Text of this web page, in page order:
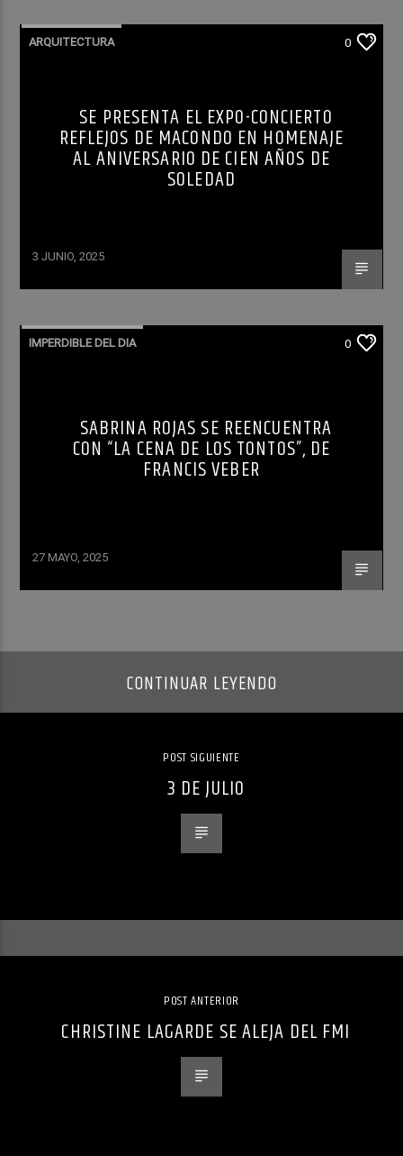
ARQUITECTURA 0
SE PRESENTA EL EXPO-CONCIERTO
REFLEJOS DE MACONDO EN HOMENAJE
AL ANIVERSARIO DE CIEN AÑOS DE
SOLEDAD
3 JUNIO, 2025
IMPERDIBLE DEL DIA 0
SABRINA ROJAS SE REENCUENTRA
CON “LA CENA DE LOS TONTOS”, DE
FRANCIS VEBER
27 MAYO, 2025
CONTINUAR LEYENDO
POST SIGUIENTE
3 DE JULIO
POST ANTERIOR
CHRISTINE LAGARDE SE ALEJA DEL FMI